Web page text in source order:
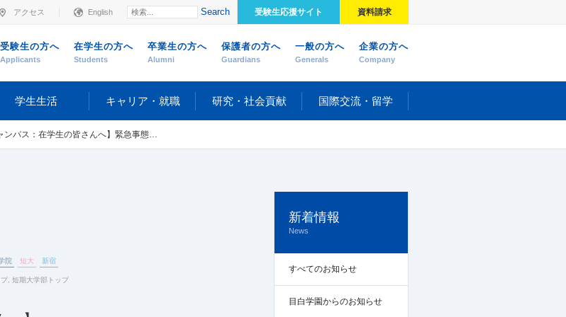
アクセス English Search 受験生応援サイト 資料請求
受験生の方へ
Applicants
在学生の方へ
Students
卒業生の方へ
Alumni
保護者の方へ
Guardians
一般の方へ
Generals
企業の方へ
Company
学生生活 キャリア・就職 研究・社会貢献 国際交流・留学
在学生の皆さんへ】緊急事態宣言解除への対応について（10月1日更新）
院 短大 新宿
短期大学部トップ
新着情報
News
すべてのお知らせ
目白学園からのお知らせ